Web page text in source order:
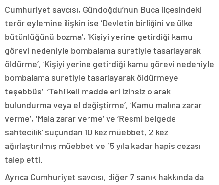
Cumhuriyet savcısı, Gündoğdu’nun Buca ilçesindeki
terör eylemine ilişkin ise ‘Devletin birliğini ve ülke
bütünlüğünü bozma’, ‘Kişiyi yerine getirdiği kamu
görevi nedeniyle bombalama suretiyle tasarlayarak
öldürme’, ‘Kişiyi yerine getirdiği kamu görevi nedeniyle
bombalama suretiyle tasarlayarak öldürmeye
teşebbüs’, ‘Tehlikeli maddeleri izinsiz olarak
bulundurma veya el değiştirme’, ‘Kamu malına zarar
verme’, ‘Mala zarar verme’ ve ‘Resmi belgede
sahtecilik’ suçundan 10 kez müebbet, 2 kez
ağırlaştırılmış müebbet ve 15 yıla kadar hapis cezası
talep etti.
Ayrıca Cumhuriyet savcısı, diğer 7 sanık hakkında da